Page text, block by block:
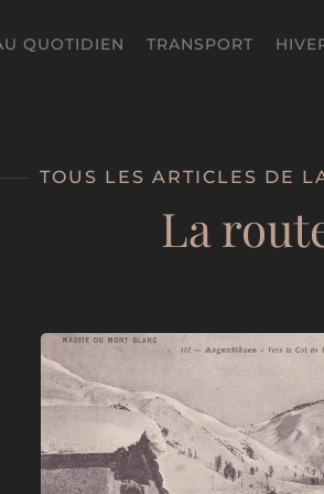
QUOTIDIEN TRANSPORT
TOUS LES ARTICLES DE
La